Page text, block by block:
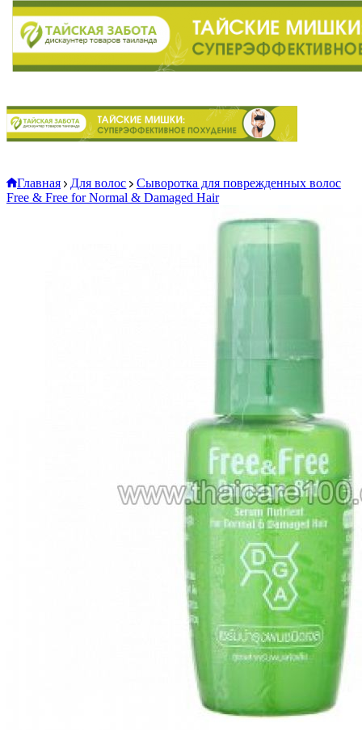
Главная Для волос
Cыворотка для поврежденных волос
Free & Free for Normal & Damaged Hair